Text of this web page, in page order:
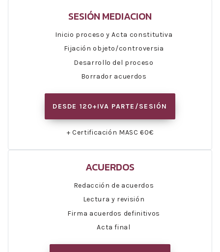
SESIÓN MEDIACION
Inicio proceso y Acta constitutiva
Fijación objeto/controversia
Desarrollo del proceso
Borrador acuerdos
DESDE 120+IVA PARTE/SESIÓN
+ Certificación MASC 60€
ACUERDOS
Redacción de acuerdos
Lectura y revisión
Firma acuerdos definitivos
Acta final